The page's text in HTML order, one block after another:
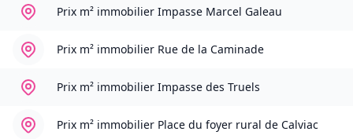
Prix m² immobilier Impasse Marcel Galeau
Prix m² immobilier Rue de la Caminade
Prix m² immobilier Impasse des Truels
Prix m² immobilier Place du foyer rural de Calviac